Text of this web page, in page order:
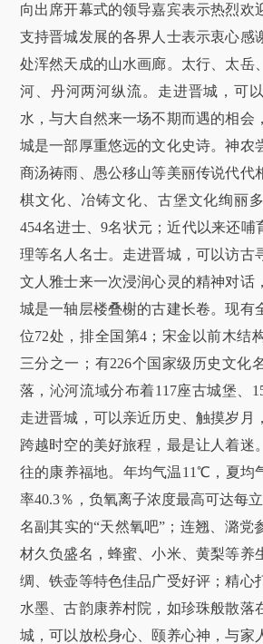
向出席开幕式的领导嘉宾表示热烈欢
支持晋城发展的各界人士表示衷心感
处浑然天成的山水画廊。太行、太岳
河、丹河两河纵流。走进晋城，可
水，与大自然来一场不期而遇的相会
城是一部厚重悠远的文化史诗。神农
商汤祷雨、愚公移山等美丽传说代代
棋文化、冶铸文化、古堡文化绚丽
454名进士、9名状元；近代以来还哺
理等名人名士。走进晋城，可以访古
文人雅士来一次浸润心灵的精神对话
城是一轴层楼叠榭的古建长卷。现有
位72处，排全国第4；宋金以前木结
三分之一；有226个国家级历史文化
落，沁河流域分布着117座古城堡、
走进晋城，可以亲近历史、触摸岁月
跨越时空的美好旅程，最是让人着迷
往的康养福地。年均气温11℃，夏均
率40.3％，负氧离子浓度最高可达每
名副其实的“天然氧吧”；连翘、潞党
材久负盛名，蜂蜜、小米、黄梨等养
绸、铁壶等特色佳品广受好评；精心
水墨、古韵康养村院，如珍珠般散落
城，可以放松身心、颐养心神，与家